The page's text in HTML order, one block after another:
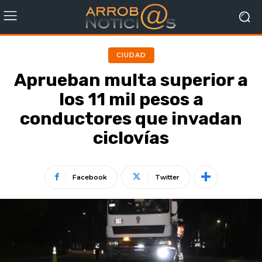
CIUDAD
Aprueban multa superior a
los 11 mil pesos a
conductores que invadan
ciclovías
Facebook Twitter